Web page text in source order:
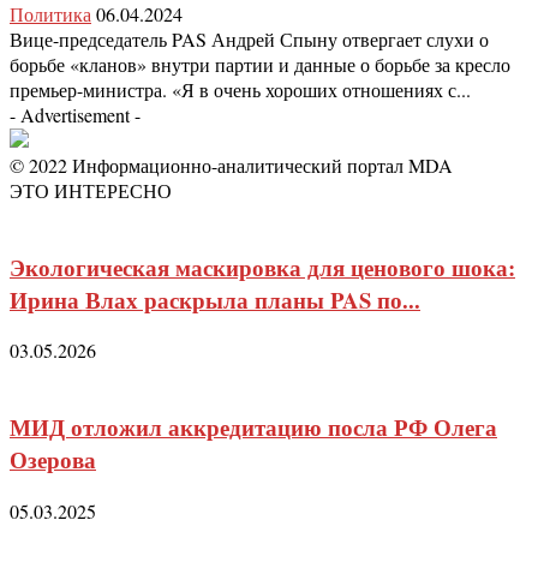
Политика 06.04.2024
Вице-председатель PAS Андрей Спыну отвергает слухи о
борьбе «кланов» внутри партии и данные о борьбе за кресло
премьер-министра. «Я в очень хороших отношениях с...
- Advertisement -
© 2022 Информационно-аналитический портал MDA
ЭТО ИНТЕРЕСНО
Экологическая маскировка для ценового шока:
Ирина Влах раскрыла планы PAS по...
03.05.2026
МИД отложил аккредитацию посла РФ Олега
Озерова
05.03.2025